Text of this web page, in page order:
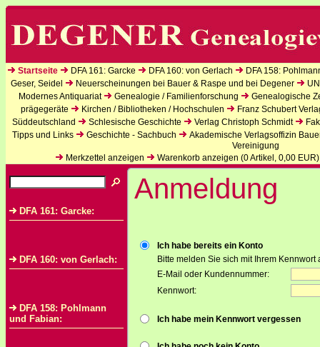
Startseite DFA 161: Garcke DFA 160: von Gerlach
DFA 158:
Geser, Seidel
Neuerscheinungen bei Bauer & Raspe und bei Degener
Modernes Antiquariat
Genealogie / Familienforschung
Genealogische
prägegeräte
Kirchen / Bibliotheken / Hochschulen
Franz Schubert
Süddeutschland
Schlesische Geschichte Verlag Christoph Schmidt
Tipps und Links
Geschichte - Sachbuch
Akademische Verlagsoffizin
Vereinigung
Merkzettel anzeigen
Warenkorb anzeigen (0Artikel, 0,00 EUR)
DFA 161: Garcke:
DFA 160: von Gerlach:
DFA 158: Pohlmann
und Fabian:
Anmeldung
Ich habe bereits ein Konto
Bitte melden Sie sich mit Ihrem Kennwort
E-Mail oder Kundennummer:
Kennwort:
Ich habe mein Kennwort vergessen